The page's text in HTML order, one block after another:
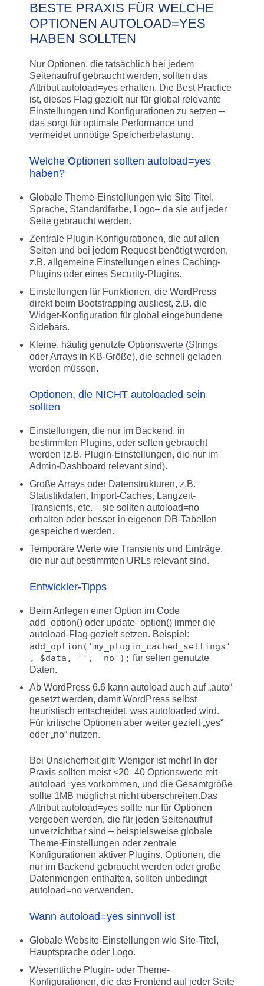
BESTE PRAXIS FÜR WELCHE
OPTIONEN AUTOLOAD=YES
HABEN SOLLTEN
Nur Optionen, die tatsächlich bei jedem
Seitenaufruf gebraucht werden, sollten das
Attribut autoload=yes erhalten. Die Best Practice
ist, dieses Flag gezielt nur für global relevante
Einstellungen und Konfigurationen zu setzen –
das sorgt für optimale Performance und
vermeidet unnötige Speicherbelastung.​
Welche Optionen sollten autoload=yes
haben?
Globale Theme-Einstellungen wie Site-Titel,
Sprache, Standardfarbe, Logo– da sie auf jeder
Seite gebraucht werden.
Zentrale Plugin-Konfigurationen, die auf allen
Seiten und bei jedem Request benötigt werden,
z.B. allgemeine Einstellungen eines Caching-
Plugins oder eines Security-Plugins.
Einstellungen für Funktionen, die WordPress
direkt beim Bootstrapping ausliest, z.B. die
Widget-Konfiguration für global eingebundene
Sidebars.
Kleine, häufig genutzte Optionswerte (Strings
oder Arrays in KB-Größe), die schnell geladen
werden müssen.
Optionen, die NICHT autoloaded sein
sollten
Einstellungen, die nur im Backend, in
bestimmten Plugins, oder selten gebraucht
werden (z.B. Plugin-Einstellungen, die nur im
Admin-Dashboard relevant sind).
Große Arrays oder Datenstrukturen, z.B.
Statistikdaten, Import-Caches, Langzeit-
Transients, etc.—sie sollten autoload=no
erhalten oder besser in eigenen DB-Tabellen
gespeichert werden.
Temporäre Werte wie Transients und Einträge,
die nur auf bestimmten URLs relevant sind.
Entwickler-Tipps
Beim Anlegen einer Option im Code
add_option() oder update_option() immer die
autoload-Flag gezielt setzen. Beispiel:
add_option('my_plugin_cached_settings'
, $data, '', 'no'); für selten genutzte
Daten.
Ab WordPress 6.6 kann autoload auch auf „auto“
gesetzt werden, damit WordPress selbst
heuristisch entscheidet, was autoloaded wird.
Für kritische Optionen aber weiter gezielt „yes“
oder „no“ nutzen.
Bei Unsicherheit gilt: Weniger ist mehr! In der
Praxis sollten meist <20–40 Optionswerte mit
autoload=yes vorkommen, und die Gesamtgröße
sollte 1MB möglichst nicht überschreiten.Das
Attribut autoload=yes sollte nur für Optionen
vergeben werden, die für jeden Seitenaufruf
unverzichtbar sind – beispielsweise globale
Theme-Einstellungen oder zentrale
Konfigurationen aktiver Plugins. Optionen, die
nur im Backend gebraucht werden oder große
Datenmengen enthalten, sollten unbedingt
autoload=no verwenden.
Wann autoload=yes sinnvoll ist
Globale Website-Einstellungen wie Site-Titel,
Hauptsprache oder Logo.
Wesentliche Plugin- oder Theme-
Konfigurationen, die das Frontend auf jeder Seite